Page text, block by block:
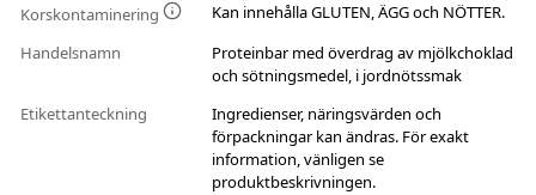
Korskontaminering
Kan innehålla GLUTEN, ÄGG och NÖTTER.
Handelsnamn
Proteinbar med överdrag av mjölkchoklad
och sötningsmedel, i jordnötssmak
Etikettanteckning
Ingredienser, näringsvärden och
förpackningar kan ändras. För exakt
information, vänligen se
produktbeskrivningen.